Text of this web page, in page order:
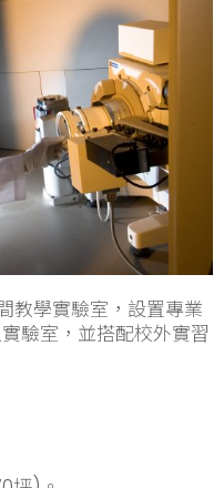
教學實驗室，設置專業
驗室，並搭配校外實習